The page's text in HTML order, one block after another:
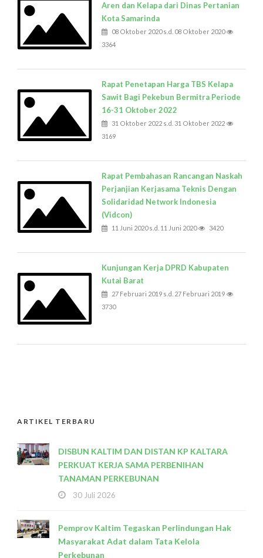
Aren dan Kelapa dari Dinas Pertanian
Kota Samarinda
08 Oktober 2020 s.d. 08 Oktober 2020
3364
Rapat Penetapan Harga TBS Kelapa
Sawit Bagi Pekebun Bermitra Periode
16-31 Oktober 2022
31 Oktober 2022 s.d. 31 Oktober 2022
3169
Rapat Pembahasan Rancangan Naskah
Perjanjian Kerjasama Teknis Dengan
Solidaridad Network Indonesia
(Vidcon)
11 Juni 2020 s.d. 11 Juni 2020 3420
Kunjungan Kerja DPRD Kabupaten
Kutai Barat
27 Februari 2019 s.d. 27 Februari 2019
3730
ARTIKEL TERBARU
DISBUN KALTIM DAN DISTAN KP KALTARA
PERKUAT KERJA SAMA PERBENIHAN
TANAMAN PERKEBUNAN
30 Juli 2026
Pemprov Kaltim Tegaskan Perlindungan Hak
Masyarakat Adat dalam Tata Kelola
Perkebunan